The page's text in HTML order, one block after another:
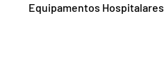
Equipamentos Hospitalares